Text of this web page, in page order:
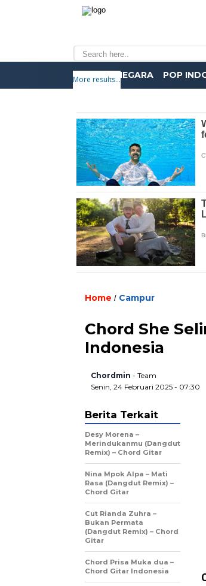
More results...
MANCANEGARA POP
Home / Campur
Chord She
Indonesia
Chordmin - Team
Senin, 24 Februari 2025 - 07:30
Berita Terkait
Desy Morena –
Merindukanmu (Dangdut
Remix) – Chord Gitar
Nina Mpok Alpa – Mati
Rasa (Dangdut Remix) –
Chord Gitar
Cut Rianda Zuhra –
Bukan Permata
(Dangdut Remix) – Chord
Gitar
Chord Prisa Muka dua –
Chord Gitar Indonesia